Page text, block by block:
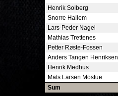
Henrik Solberg
Snorre Hallem
Lars-Peder Nagel
Mathias Trettenes
Petter Røste-Fossen
Anders Tangen Henriksen
Henrik Medhus
Mats Larsen Mostue
Sum